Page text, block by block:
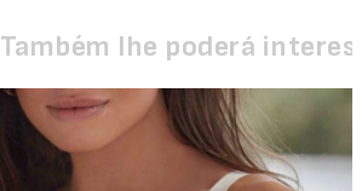
Também lhe poderá